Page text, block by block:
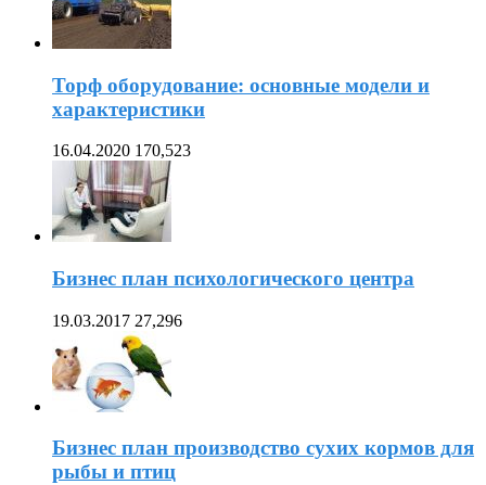
Торф оборудование: основные модели и
характеристики
16.04.2020 170,523
Бизнес план психологического центра
19.03.2017 27,296
Бизнес план производство сухих кормов для
рыбы и птиц